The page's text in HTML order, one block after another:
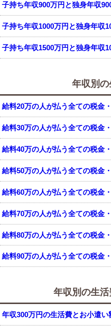
子持ち年収900万円と独身年収
子持ち年収1000万円と独身年収
子持ち年収1500万円と独身年収
年収別
給料20万の人が払う全ての税金
給料30万の人が払う全ての税金
給料40万の人が払う全ての税金
給料50万の人が払う全ての税金
給料60万の人が払う全ての税金
給料70万の人が払う全ての税金
給料80万の人が払う全ての税金
給料90万の人が払う全ての税金
年収別の生
年収300万円の生活費とお小遣い